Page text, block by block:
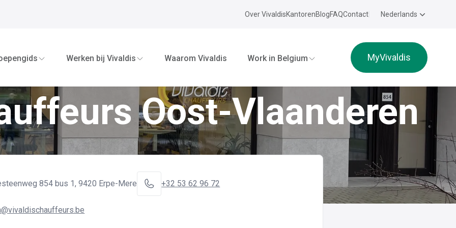
Over VivaldisKantorenBlogFAQContact Nederlands
Werken bij Vivaldis Waarom Vivaldis Work in Belgium MyVivaldis
Oost-Vlaanderen
854 bus 1, 9420 Erpe-Mere +32 53 62 96 72